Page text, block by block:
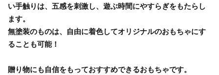
い手触りは、五感を刺激し、遊ぶ時間にやすらぎをもたらし
ます。
無塗装のものは、自由に着色してオリジナルのおもちゃにす
ることも可能！
贈り物にも自信をもっておすすめできるおもちゃです。